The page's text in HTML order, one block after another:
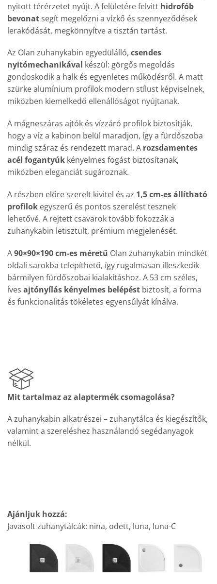
nyitott térérzetet nyújt. A felületére felvitt hidrofób
bevonat segít megelőzni a vízkő és szennyeződések
lerakódását, megkönnyítve a tisztán tartást.
Az Olan zuhanykabin egyedülálló, csendes
nyitómechanikával készül: görgős megoldás
gondoskodik a halk és egyenletes működésről. A matt
szürke alumínium profilok modern stílust képviselnek,
miközben kiemelkedő ellenállóságot nyújtanak.
A mágneszáras ajtók és vízzáró profilok biztosítják,
hogy a víz a kabinon belül maradjon, így a fürdőszoba
mindig száraz és rendezett marad. A rozsdamentes
acél fogantyúk kényelmes fogást biztosítanak,
miközben eleganciát sugároznak.
A részben előre szerelt kivitel és az 1,5 cm-es állítható
profilok egyszerű és pontos szerelést tesznek
lehetővé. A rejtett csavarok tovább fokozzák a
zuhanykabin letisztult, prémium megjelenését.
A90×90×190 cm-es méretű Olan zuhanykabin mindkét
oldali sarokba telepíthető, így rugalmasan illeszkedik
bármilyen fürdőszobai kialakításhoz. A 53 cm széles,
íves ajtónyílás kényelmes belépést biztosít, a forma
és funkcionalitás tökéletes egyensúlyát kínálva.
Mit tartalmaz az alaptermék csomagolása?
A zuhanykabin alkatrészei – zuhanytálca és kiegészítők,
valamint a szereléshez használandó segédanyagok
nélkül.
Ajánljuk hozzá:
Javasolt zuhanytálcák: nina, odett, luna, luna-C